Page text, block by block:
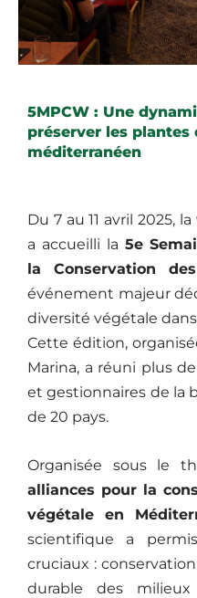
5MPCW : Une
préserver les plantes
méditerranéen
Du 7 au 11 avril 2025,
a accueilli la 5e
la Conservation
événement majeur
diversité végétale
Cette édition,
Marina, a réuni plus
et gestionnaires de la
de 20 pays.
Organisée sous le
alliances pour la
végétale en
scientifique a
cruciaux :
durable des